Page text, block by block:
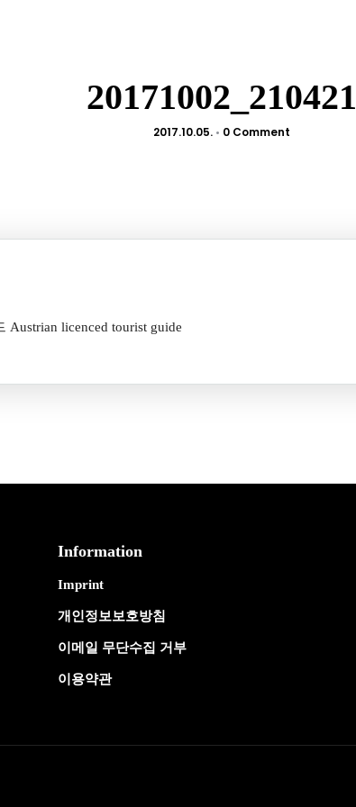
20171002_210421
2017.10.05. • 0 Comment
Austrian licenced tourist guide
Information
Imprint
개인정보보호방침
이메일 무단수집 거부
이용약관